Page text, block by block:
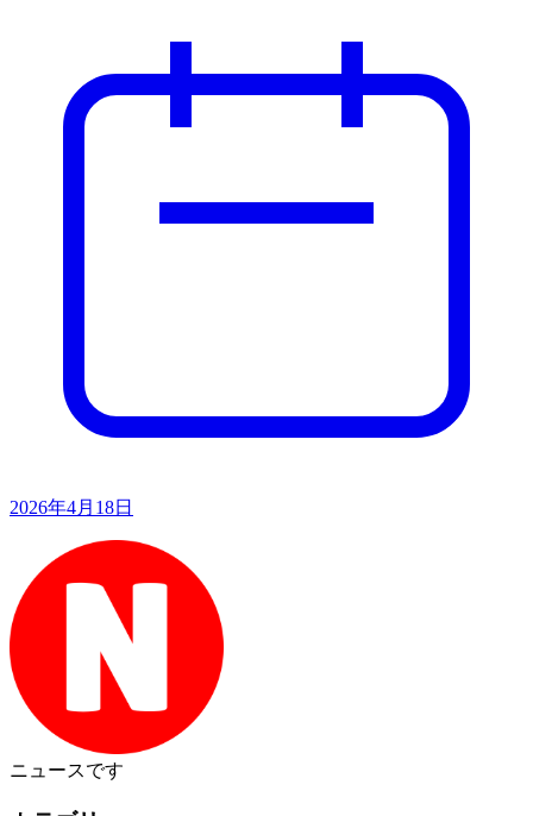
2026年4月18日
ニュースです